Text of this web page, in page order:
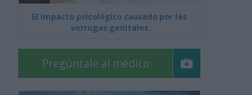
El impacto psicológico causado por las
verrugas genitales
Pregúntale al médico